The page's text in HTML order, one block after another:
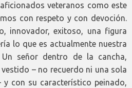
veteranos como este
con respeto y con devoción.
innovador, exitoso, una figura
lo que es actualmente nuestra
señor dentro de la cancha,
– no recuerdo ni una sola
con su característico peinado,